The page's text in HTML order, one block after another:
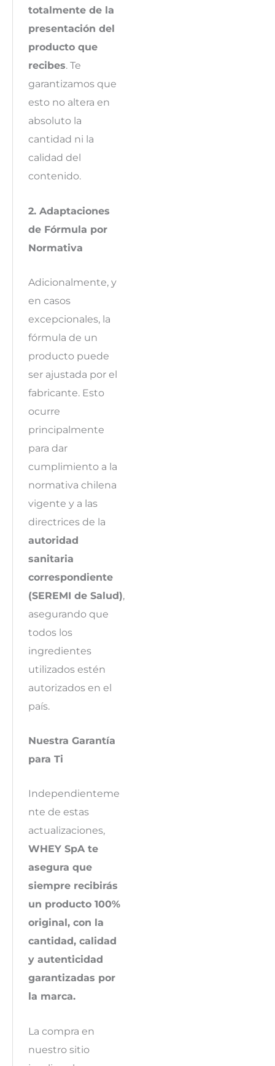
totalmente de la
presentación del
producto que
recibes. Te
garantizamos que
esto no altera en
absoluto la
cantidad ni la
calidad del
contenido.
2. Adaptaciones
de Fórmula por
Normativa
Adicionalmente, y
en casos
excepcionales, la
fórmula de un
producto puede
ser ajustada por el
fabricante. Esto
ocurre
principalmente
para dar
cumplimiento a la
normativa chilena
vigente y a las
directrices de la
autoridad
sanitaria
correspondiente
(SEREMI de Salud),
asegurando que
todos los
ingredientes
utilizados estén
autorizados en el
país.
Nuestra Garantía
para Ti
Independienteme
nte de estas
actualizaciones,
WHEY SpA te
asegura que
siempre recibirás
un producto 100%
original, con la
cantidad, calidad
y autenticidad
garantizadas por
la marca.
La compra en
nuestro sitio